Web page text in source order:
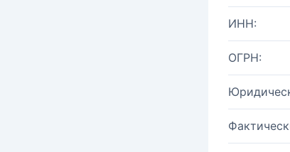
ИНН:
ОГРН: